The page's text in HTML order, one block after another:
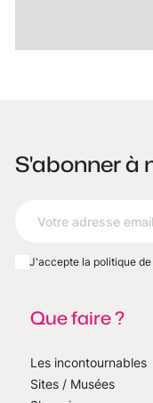
S'abonner à
J'accepte la politique
Que faire ?
Les incontournables
Sites / Musées